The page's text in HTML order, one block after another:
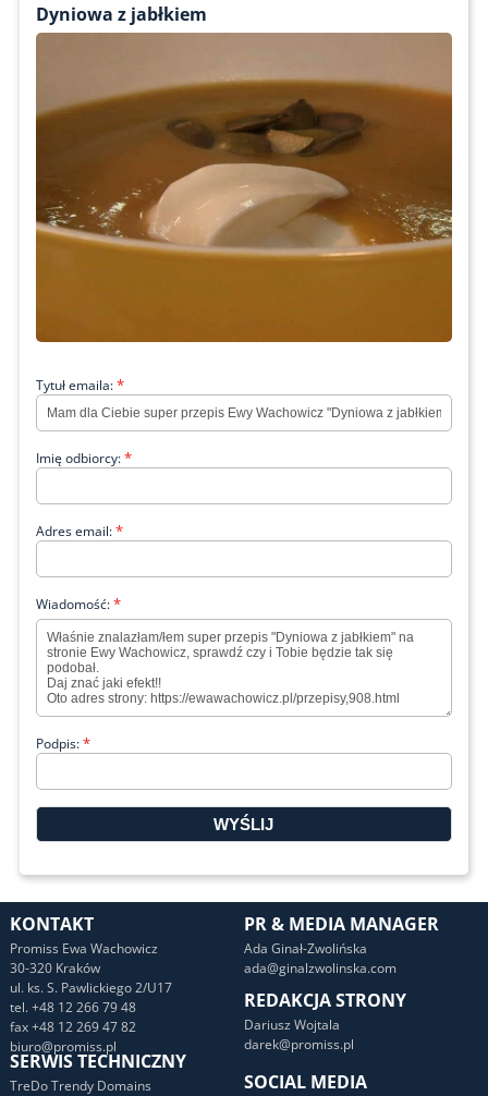
Dyniowa z jabłkiem
Tytuł emaila:*
Imię odbiorcy:*
Adres email:*
Wiadomość:*
Podpis:*
KONTAKT
Promiss Ewa Wachowicz
30-320 Kraków
ul. ks. S. Pawlickiego 2/U17
tel. +48 12 266 79 48
fax +48 12 269 47 82
biuro@promiss.pl
PR & MEDIA MANAGER
Ada Ginał-Zwolińska
ada@ginalzwolinska.com
REDAKCJA STRONY
Dariusz Wojtala
darek@promiss.pl
SOCIAL MEDIA
SERWIS TECHNICZNY
TreDo Trendy Domains